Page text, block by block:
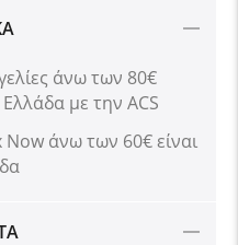
άνω των 80€
με την ACS
άνω των 60€ είναι